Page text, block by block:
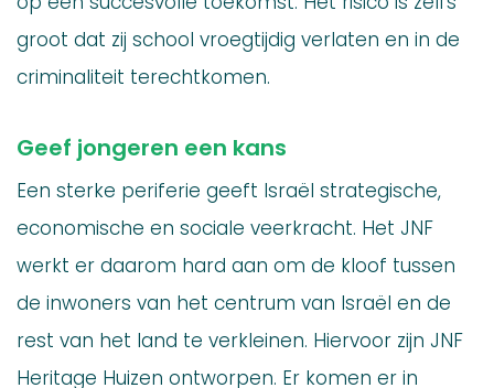
groot dat zij school vroegtijdig verlaten en in de
criminaliteit terechtkomen.
Geef jongeren een kans
Een sterke periferie geeft Israël strategische,
economische en sociale veerkracht. Het JNF
werkt er daarom hard aan om de kloof tussen
de inwoners van het centrum van Israël en de
rest van het land te verkleinen. Hiervoor zijn JNF
Heritage Huizen ontworpen. Er komen er in